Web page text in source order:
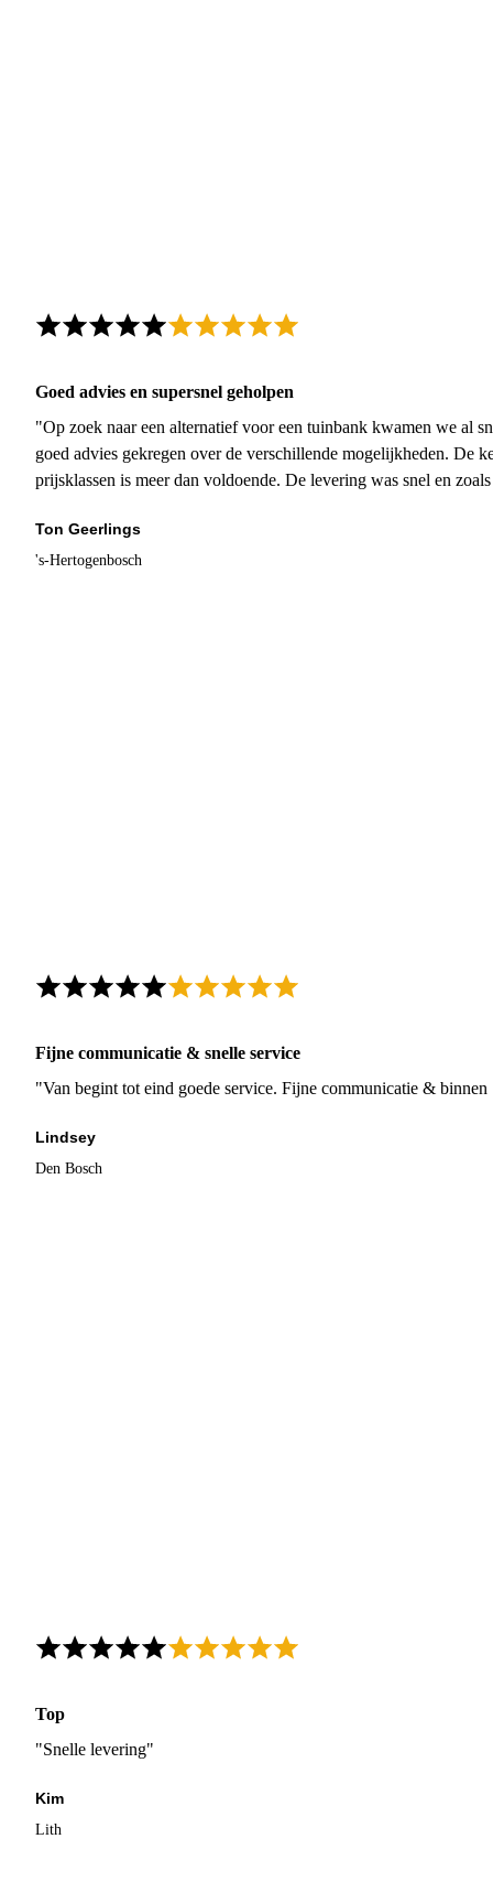
Goed advies en supersnel geholpen
"Op zoek naar een alternatief voor een tuinbank kwamen we al
goed advies gekregen over de verschillende mogelijkheden. De
prijsklassen is meer dan voldoende. De levering was snel en
Ton Geerlings
's-Hertogenbosch
Fijne communicatie & snelle service
"Van begint tot eind goede service. Fijne communicatie &
Lindsey
Den Bosch
Top
"Snelle levering"
Kim
Lith